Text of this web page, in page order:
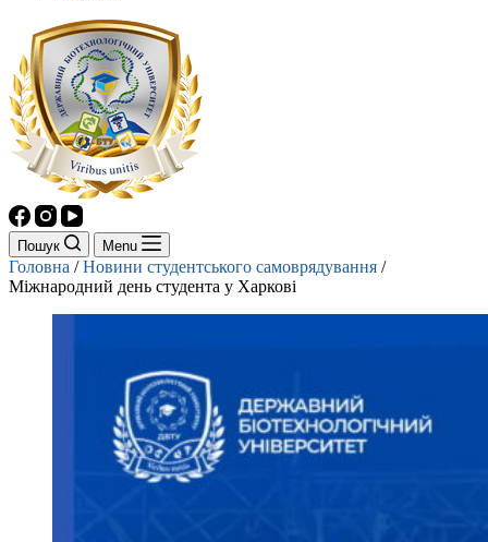
Пошук Menu
Головна /Новини студентського самоврядування /
Міжнародний день студента у Харкові